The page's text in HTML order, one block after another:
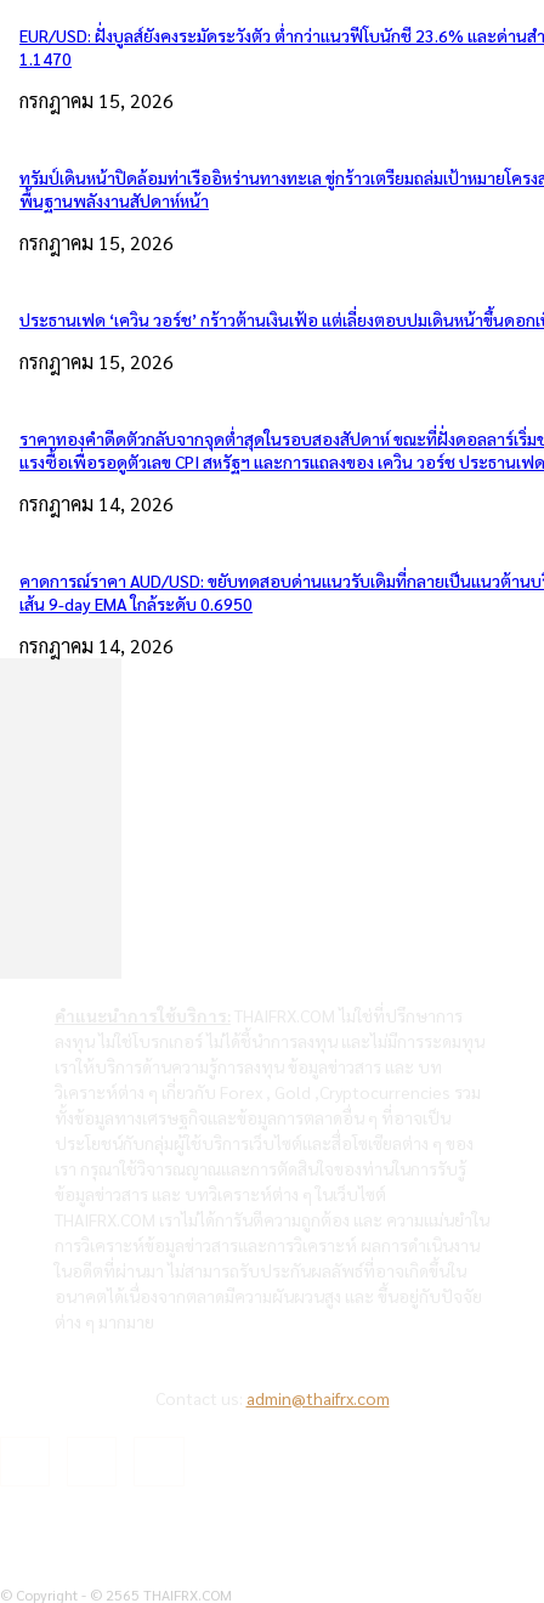
EUR/USD: ฝั่งบูลส์ยังคงระมัดระวังตัว ต่ำกว่าแนวฟีโบนักชี 23.6% และด่าน
1.1470
กรกฎาคม 15, 2026
ทรัมป์เดินหน้าปิดล้อมท่าเรืออิหร่านทางทะเล ขู่กร้าวเตรียมถล่มเป้าหมายโครง
พื้นฐานพลังงานสัปดาห์หน้า
กรกฎาคม 15, 2026
ประธานเฟด ‘เควิน วอร์ช’ กร้าวต้านเงินเฟ้อ แต่เลี่ยงตอบปมเดินหน้าขึ้นดอก
กรกฎาคม 15, 2026
ราคาทองคำดีดตัวกลับจากจุดต่ำสุดในรอบสองสัปดาห์ ขณะที่ฝั่งดอลลาร์เริ่ม
แรงซื้อเพื่อรอดูตัวเลข CPI สหรัฐฯ และการแถลงของ เควิน วอร์ช ประธานเฟด
กรกฎาคม 14, 2026
คาดการณ์ราคา AUD/USD: ขยับทดสอบด่านแนวรับเดิมที่กลายเป็นแนวต้านบ
เส้น 9-day EMA ใกล้ระดับ 0.6950
กรกฎาคม 14, 2026
admin@thaifrx.com
© Copyright - © 2565 THAIFRX.COM